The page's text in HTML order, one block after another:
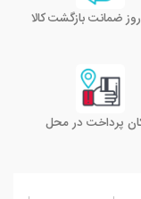
ضمانت بازگشت کالا
پرداخت در محل